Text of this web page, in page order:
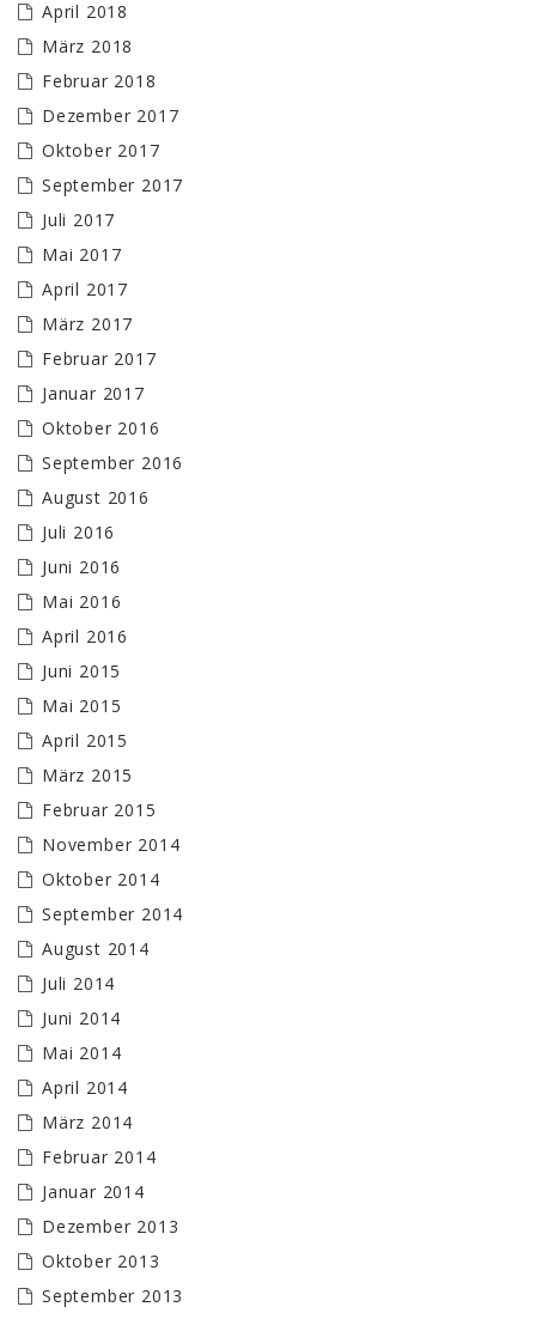
April 2018
März 2018
Februar 2018
Dezember 2017
Oktober 2017
September 2017
Juli 2017
Mai 2017
April 2017
März 2017
Februar 2017
Januar 2017
Oktober 2016
September 2016
August 2016
Juli 2016
Juni 2016
Mai 2016
April 2016
Juni 2015
Mai 2015
April 2015
März 2015
Februar 2015
November 2014
Oktober 2014
September 2014
August 2014
Juli 2014
Juni 2014
Mai 2014
April 2014
März 2014
Februar 2014
Januar 2014
Dezember 2013
Oktober 2013
September 2013